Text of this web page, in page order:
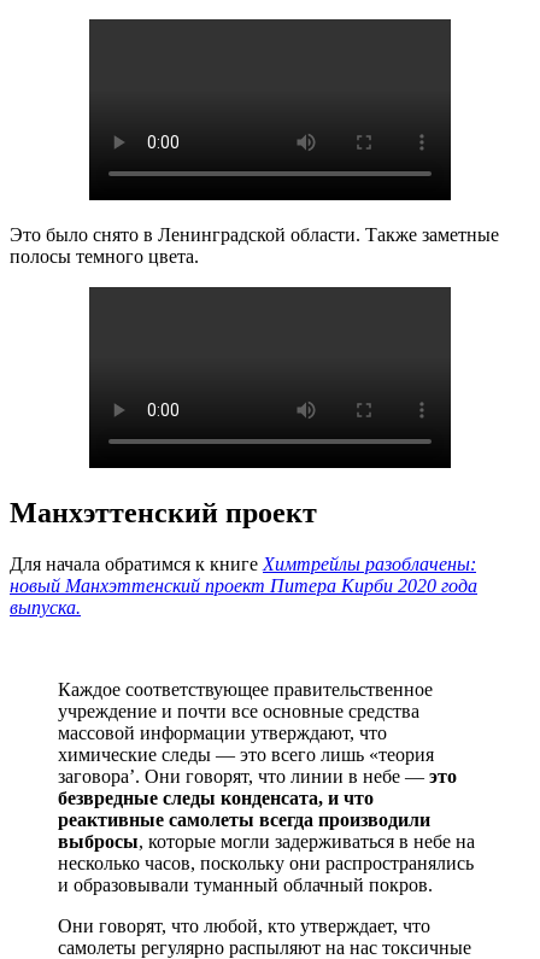
Это было снято в Ленинградской области. Также заметные
полосы темного цвета.
Манхэттенский проект
Для начала обратимся к книге Химтрейлы разоблачены:
новый Манхэттенский проект Питера Кирби 2020 года
выпуска.
Каждое соответствующее правительственное
учреждение и почти все основные средства
массовой информации утверждают, что
химические следы — это всего лишь «теория
заговора’. Они говорят, что линии в небе — это
безвредные следы конденсата, и что
реактивные самолеты всегда производили
выбросы, которые могли задерживаться в небе на
несколько часов, поскольку они распространялись
и образовывали туманный облачный покров.
Они говорят, что любой, кто утверждает, что
самолеты регулярно распыляют на нас токсичные